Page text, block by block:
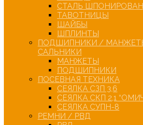
СТАЛЬ
ТАВОТНИЦЫ
ШАЙБЫ
ШПЛИНТЫ
ПОДШИПНИКИ /
САЛЬНИКИ
МАНЖЕТЫ
ПОДШИПНИКИ
ПОСЕВНАЯ ТЕХНИКА
СЕЯЛКА СЗП 3,6
СЕЯЛКА СКП 2,1
СЕЯЛКА СУПН-8
РЕМНИ / РВД